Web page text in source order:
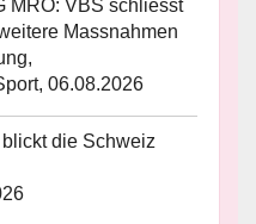
MRO: VBS schliesst
Massnahmen
06.08.2026
die Schweiz